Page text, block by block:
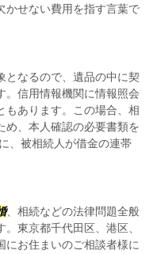
かせない費用を指す言葉で
となるので、遺品の中に契
。信用情報機関に情報照会
もあります。この場合、相
め、本人確認の必要書類を
、被相続人が借金の連帯
、相続などの法律問題全般
東京都千代田区、港区、
にお住まいのご相談者様に